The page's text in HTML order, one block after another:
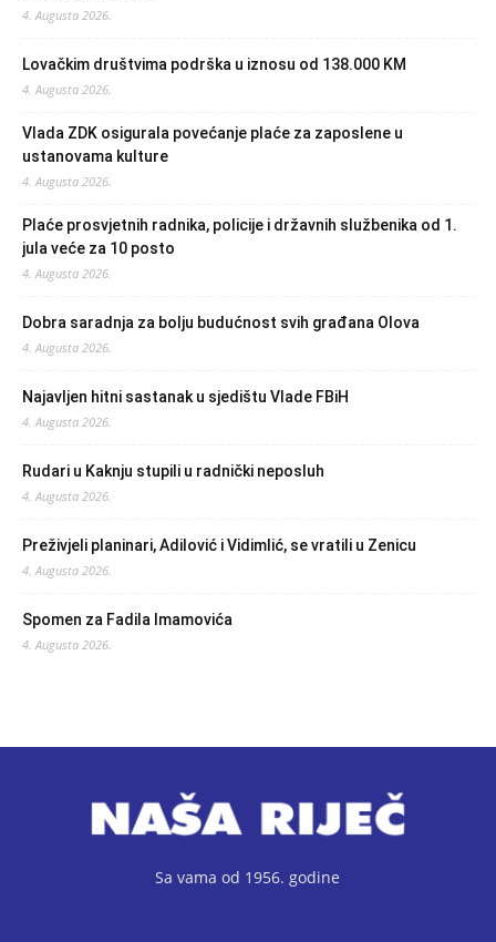
4. Augusta 2026.
Lovačkim društvima podrška u iznosu od 138.000 KM
4. Augusta 2026.
Vlada ZDK osigurala povećanje plaće za zaposlene u
ustanovama kulture
4. Augusta 2026.
Plaće prosvjetnih radnika, policije i državnih službenika od 1.
jula veće za 10 posto
4. Augusta 2026.
Dobra saradnja za bolju budućnost svih građana Olova
4. Augusta 2026.
Najavljen hitni sastanak u sjedištu Vlade FBiH
4. Augusta 2026.
Rudari u Kaknju stupili u radnički neposluh
4. Augusta 2026.
Preživjeli planinari, Adilović i Vidimlić, se vratili u Zenicu
4. Augusta 2026.
Spomen za Fadila Imamovića
4. Augusta 2026.
Sa vama od 1956. godine